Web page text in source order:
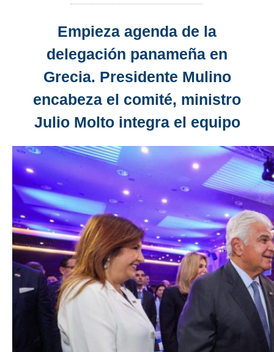
Empieza agenda de la
delegación panameña en
Grecia. Presidente Mulino
encabeza el comité, ministro
Julio Molto integra el equipo